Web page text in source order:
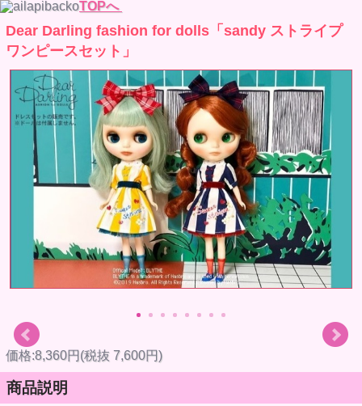
TOPへ
Dear Darling fashion for dolls「sandy ストライプ
ワンピースセット」
価格:8,360円(税抜 7,600円)
商品説明